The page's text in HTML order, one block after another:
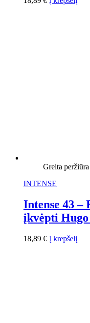
Greita peržiūra
INTENSE
Intense 43 –
įkvėpti Hugo
18,89 € Į krepšelį